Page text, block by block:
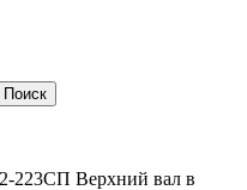
Поиск
223СП Верхний вал в